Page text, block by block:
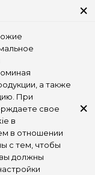
×
а также
При
свое
в
в отношении
с тем, чтобы
должны
×